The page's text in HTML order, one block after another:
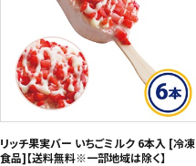
リッチ果実バー いちごミルク 6本入 [冷凍
食品]【送料無料※一部地域は除く】